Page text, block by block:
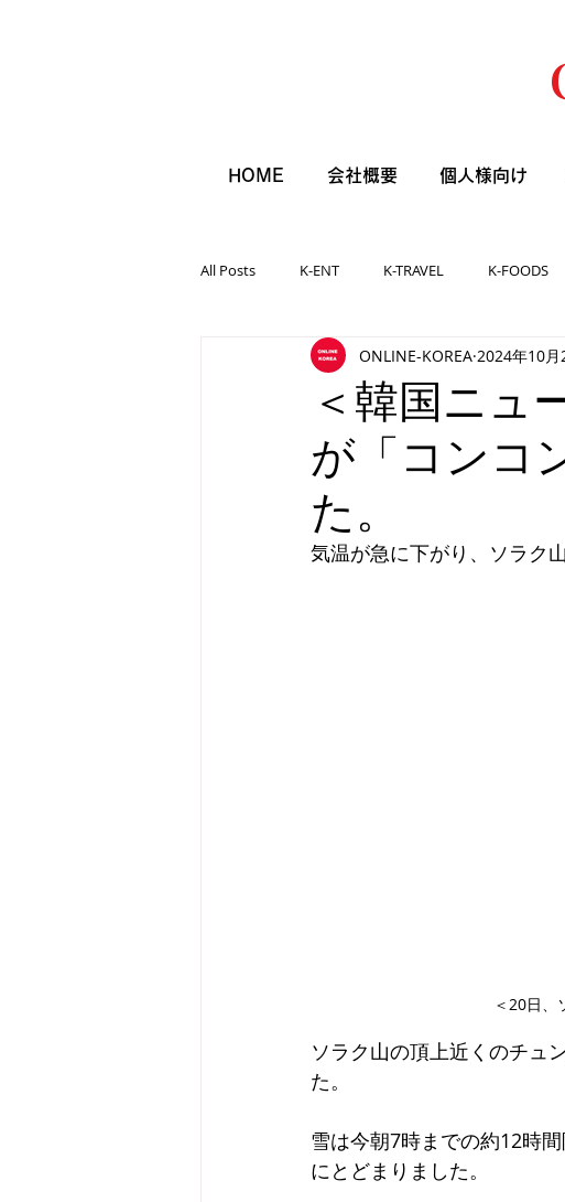
HOME 会社概要 個人様向け
All Posts K-ENT K-TRAVEL K-FOODS
＜韓国ニュ
が「コンコ
た。
ONLINE-KOREA 2024年10月
気温が急に下がり、ソラク
＜20日、
ソラク山の頂上近くのチュ
た。
雪は今朝7時までの約12時
にとどまりました。